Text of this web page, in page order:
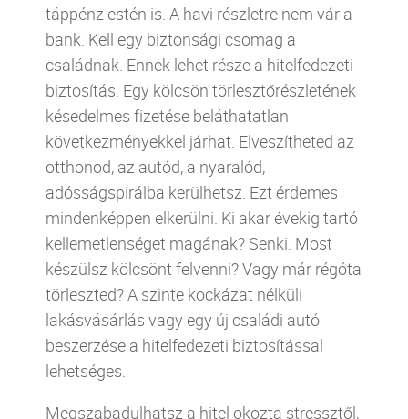
táppénz estén is. A havi részletre nem vár a
bank. Kell egy biztonsági csomag a
családnak. Ennek lehet része a hitelfedezeti
biztosítás. Egy kölcsön törlesztőrészletének
késedelmes fizetése beláthatatlan
következményekkel járhat. Elveszítheted az
otthonod, az autód, a nyaralód,
adósságspirálba kerülhetsz. Ezt érdemes
mindenképpen elkerülni. Ki akar évekig tartó
kellemetlenséget magának? Senki. Most
készülsz kölcsönt felvenni? Vagy már régóta
törleszted? A szinte kockázat nélküli
lakásvásárlás vagy egy új családi autó
beszerzése a hitelfedezeti biztosítással
lehetséges.
Megszabadulhatsz a hitel okozta stressztől,